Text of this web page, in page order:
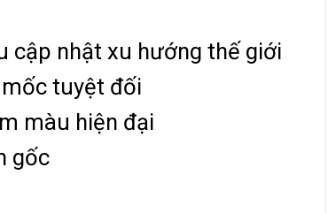
cập nhật xu hướng thế giới
tuyệt đối
màu hiện đại
gốc